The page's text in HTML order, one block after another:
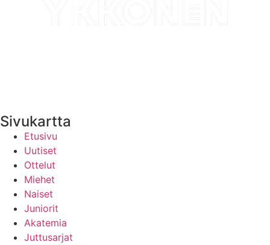
Sivukartta
Etusivu
Uutiset
Ottelut
Miehet
Naiset
Juniorit
Akatemia
Juttusarjat